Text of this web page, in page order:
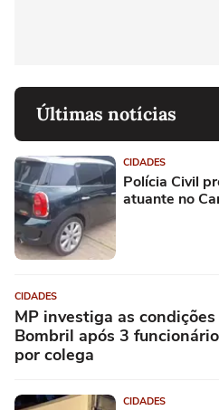
Últimas notícias
CIDADES
Polícia Civil
atuante no
CIDADES
MP investiga as
Bombril após 3
por colega
CIDADES